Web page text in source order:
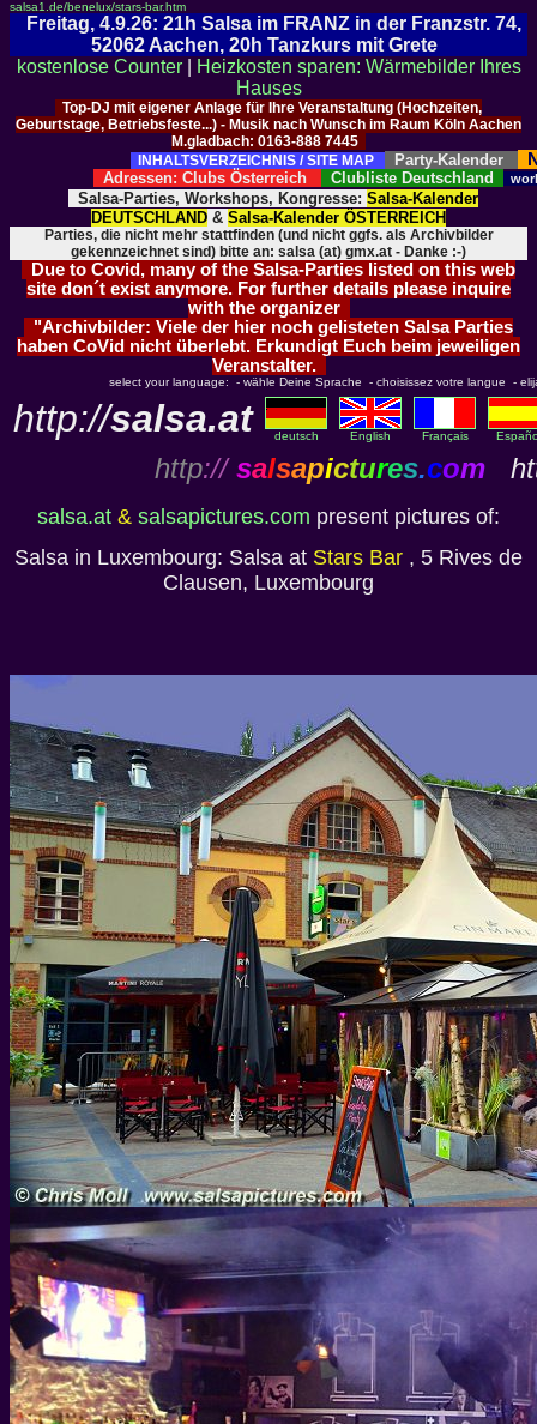
salsa1.de/benelux/stars-bar.htm
Freitag, 4.9.26: 21h Salsa im FRANZ in der Franzstr. 74,
52062 Aachen, 20h Tanzkurs mit Grete
kostenlose Counter|
Heizkosten sparen: Wärmebilder Ihres
Hauses
Top-DJ mit eigener Anlage für Ihre Veranstaltung (Hochzeiten,
Geburtstage, Betriebsfeste...) - Musik nach Wunsch im Raum Köln Aachen
M.gladbach: 0163-888 7445
INHALTSVERZEICHNIS / SITE MAP
Party-Kalender
Adressen: Clubs Österreich Clubliste Deutschland
Salsa-Parties, Workshops, Kongresse: Salsa-Kalender
DEUTSCHLAND & Salsa-Kalender ÖSTERREICH
Parties, die nicht mehr stattfinden (und nicht ggfs. als Archivbilder
gekennzeichnet sind) bitte an: salsa (at) gmx.at - Danke :-)
Due to Covid, many of the Salsa-Parties listed on this web
site don´t exist anymore. For further details please inquire
with the organizer
"Archivbilder: Viele der hier noch gelisteten Salsa Parties
haben CoVid nicht überlebt. Erkundigt Euch beim jeweiligen
Veranstalter.
select your language: - wähle Deine Sprache - choisissez votre langue -
http://salsa.at deutsch English Français
http:// salsapictures.com
salsa.at & salsapictures.com present pictures of:
Salsa in Luxembourg: Salsa at Stars Bar , 5 Rives de
Clausen, Luxembourg